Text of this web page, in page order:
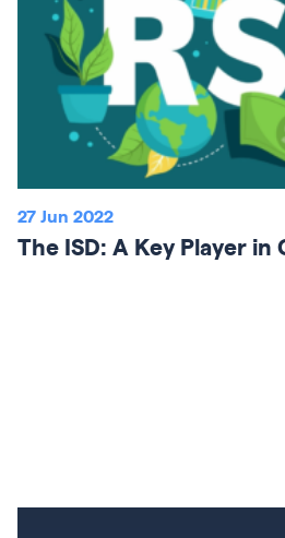
27 Jun 2022
The ISD: A Key Player in